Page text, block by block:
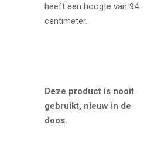
heeft een hoogte van 94
centimeter.
Deze product is nooit
gebruikt, nieuw in de
doos.